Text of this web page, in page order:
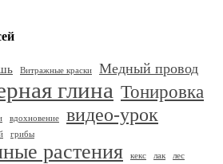
Витражные краски Медный провод
глина Тонировка
вдохновение видео-урок
грибы
растения кекс лак
лес